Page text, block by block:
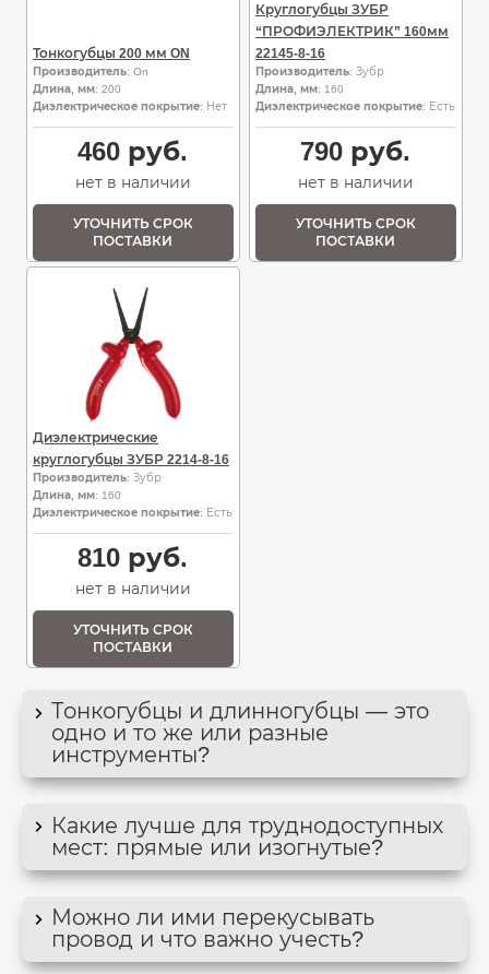
Тонкогубцы 200 мм ON
Производитель: On
Длина, мм: 200
Диэлектрическое покрытие: Нет
460 руб.
нет в наличии
УТОЧНИТЬ СРОК
ПОСТАВКИ
Круглогубцы ЗУБР
“ПРОФИЭЛЕКТРИК” 160мм
22145-8-16
Производитель: Зубр
Длина, мм: 160
Диэлектрическое покрытие: Есть
790 руб.
нет в наличии
УТОЧНИТЬ СРОК
ПОСТАВКИ
Диэлектрические
круглогубцы ЗУБР 2214-8-16
Производитель: Зубр
Длина, мм: 160
Диэлектрическое покрытие: Есть
810 руб.
нет в наличии
УТОЧНИТЬ СРОК
ПОСТАВКИ
Тонкогубцы и длинногубцы — это
одно и то же или разные
инструменты?
Какие лучше для труднодоступных
мест: прямые или изогнутые?
Можно ли ими перекусывать
провод и что важно учесть?